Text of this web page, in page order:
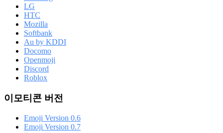
LG
HTC
Mozilla
Softbank
Au by KDDI
Docomo
Openmoji
Discord
Roblox
이모티콘 버전
Emoji Version 0.6
Emoji Version 0.7